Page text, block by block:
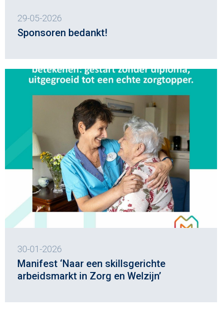
29-05-2026
Sponsoren bedankt!
30-01-2026
Manifest ‘Naar een skillsgerichte
arbeidsmarkt in Zorg en Welzijn’